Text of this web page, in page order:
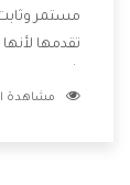
مستمر
تقدمها
المنتجات
مشاهدة